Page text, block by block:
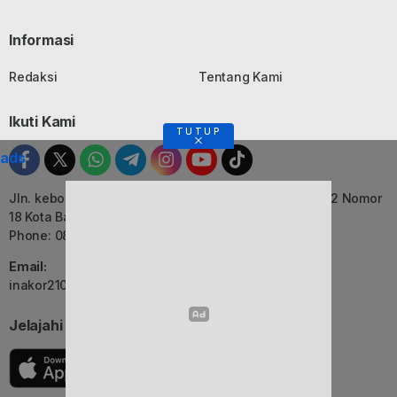
Informasi
Redaksi Tentang Kami
Ikuti Kami
Jln. kebon Jati, Komplek Ruko Luxor Permai Kavling 22 Nomor
18 Kota Bandung, Jawa Barat
Phone: 082116055552
Email:
inakor2105@gmail.com (Redaksi)
Jelajahi Berita di Apps Kami
TUTUP
ads